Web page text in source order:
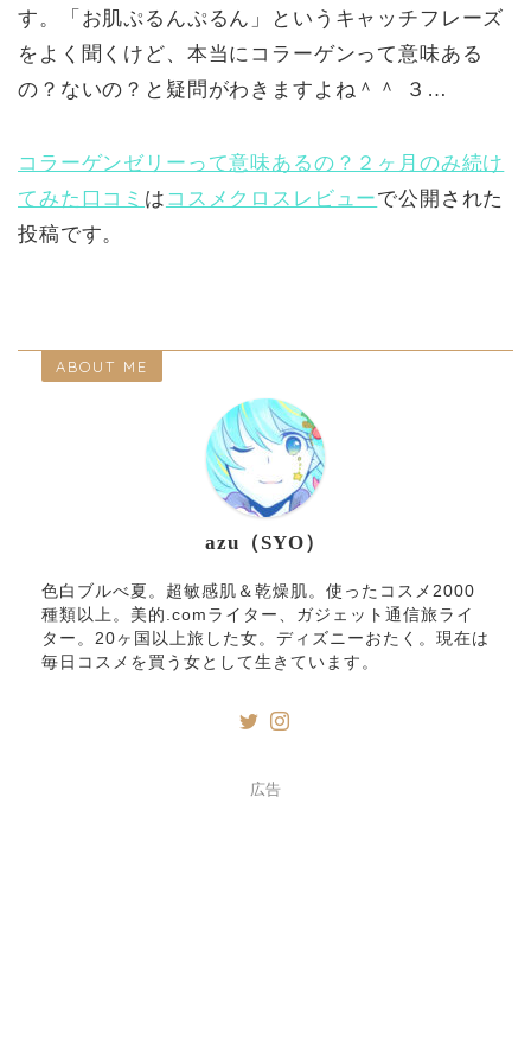
す。「お肌ぷるんぷるん」というキャッチフレーズ
をよく聞くけど、本当にコラーゲンって意味ある
の？ないの？と疑問がわきますよね＾＾ ３…
コラーゲンゼリーって意味あるの？２ヶ月のみ続け
てみた口コミ は コスメクロスレビューで公開された
投稿です。
ABOUT ME
azu（SYO）
色白ブルべ夏。超敏感肌＆乾燥肌。使ったコスメ2000
種類以上。美的.comライター、ガジェット通信旅ライ
ター。20ヶ国以上旅した女。ディズニーおたく。現在は
毎日コスメを買う女として生きています。
広告